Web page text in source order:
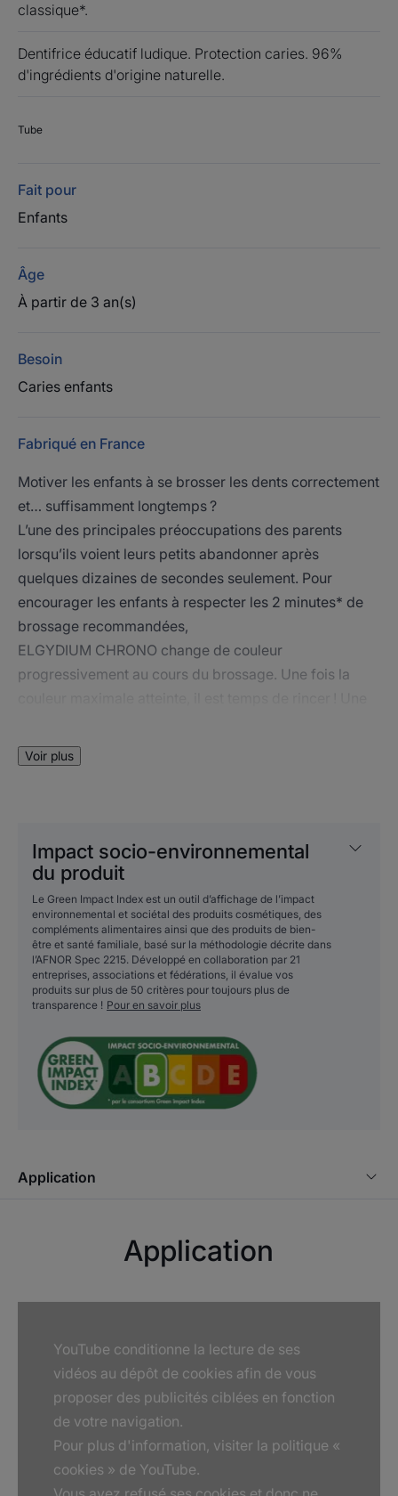
classique*.
Dentifrice éducatif ludique. Protection caries. 96%
d'ingrédients d'origine naturelle.
Tube
Fait pour
Enfants
Âge
À partir de 3 an(s)
Besoin
Caries enfants
Fabriqué en France
Motiver les enfants à se brosser les dents correctement
et… suffisamment longtemps ?
L’une des principales préoccupations des parents
lorsqu’ils voient leurs petits abandonner après
quelques dizaines de secondes seulement. Pour
encourager les enfants à respecter les 2 minutes* de
brossage recommandées,
ELGYDIUM CHRONO change de couleur
progressivement au cours du brossage. Une fois la
Un dentifrice au Fluorinol® qui contribue à renforcer
l'émail des dents pour une protection efficace contre
donnent envie aux enfants, dès l'âge de 3 ans, de se
brosser les dents plus longtemps !
Avantages
ELGYDIUM Chrono indique aux enfants quand il est
temps de rincer.
• INDIQUE qu'il est temps de se rincer la bouche après
2 minutes de brossage grâce au changement de
couleur progressif de sa mousse.
• MOTIVE les enfants à se brosser les dents plus
Texture Environnement
Texture gel douce et peu abrasive
Senteur du contenu
Fruit des bois
* Durée de brossage moyenne mesurée par 85 sujets lors d'un test
consommateurs.
*Tests consommateurs menés sur 85 sujets
en comparaison au temps moyen de brossage.
Voir plus
Impact socio-environnemental
du produit
Le Green Impact Index est un outil d’affichage de l’impact
environnemental et sociétal des produits cosmétiques, des
compléments alimentaires ainsi que des produits de bien-
être et santé familiale, basé sur la méthodologie décrite dans
l’AFNOR Spec 2215. Développé en collaboration par 21
entreprises, associations et fédérations, il évalue vos
produits sur plus de 50 critères pour toujours plus de
transparence ! Pour en savoir plus
Application
Application
YouTube conditionne la lecture de ses
vidéos au dépôt de cookies afin de vous
proposer des publicités ciblées en fonction
de votre navigation.
Pour plus d'information, visiter la politique «
cookies » de YouTube.